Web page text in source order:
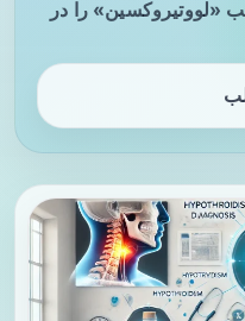
«لووتیروکسین» را در